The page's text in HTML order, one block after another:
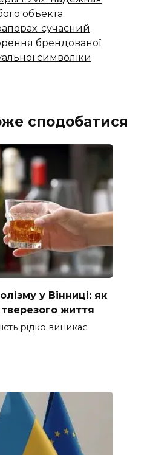
объекта
сучасний
брендованої
символіки
сподобатися
у Вінниці: як
життя
рідко виникає